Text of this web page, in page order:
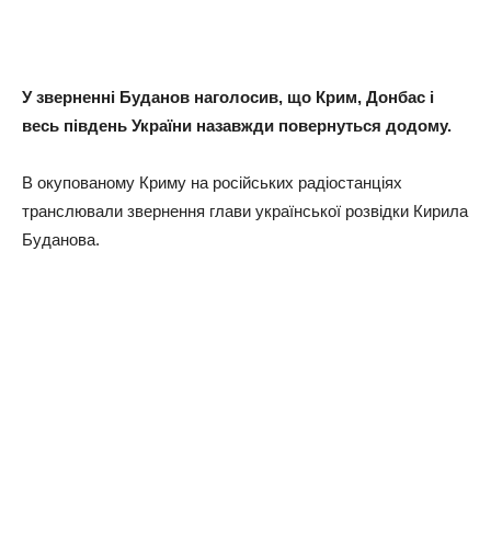
У зверненні Буданов наголосив, що Крим, Донбас і
весь південь України назавжди повернуться додому.
В окупованому Криму на російських радіостанціях
транслювали звернення глави української розвідки Кирила
Буданова.